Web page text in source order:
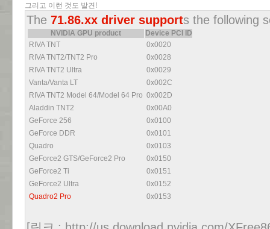
그리고 이런 것도 발견!
The 71.86.xx driver supports the following
NVIDIA GPU product
Device PCI ID
RIVA TNT
0x0020
RIVA TNT2/TNT2 Pro
0x0028
RIVA TNT2 Ultra
0x0029
Vanta/Vanta LT
0x002C
RIVA TNT2 Model 64/Model 64 Pro 0x002D
Aladdin TNT2
0x00A0
GeForce 256
0x0100
GeForce DDR
0x0101
Quadro
0x0103
GeForce2 GTS/GeForce2 Pro
0x0150
GeForce2 Ti
0x0151
GeForce2 Ultra
0x0152
Quadro2 Pro
0x0153